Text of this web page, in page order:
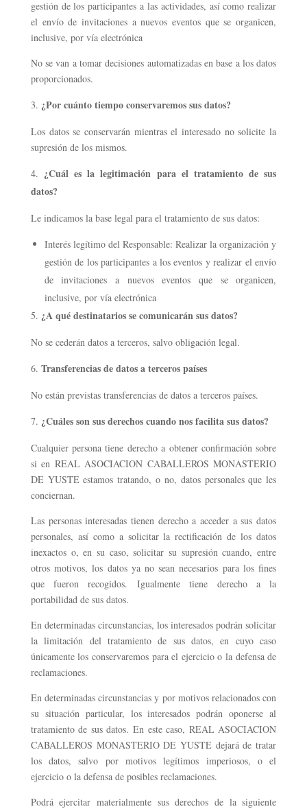
gestión de los participantes a las actividades, así como realizar
el envío de invitaciones a nuevos eventos que se organicen,
inclusive, por vía electrónica
No se van a tomar decisiones automatizadas en base a los datos
proporcionados.
¿Por cuánto tiempo conservaremos sus datos?
Los datos se conservarán mientras el interesado no solicite la
supresión de los mismos.
¿Cuál es la legitimación para el tratamiento de sus
datos?
Le indicamos la base legal para el tratamiento de sus datos:
Interés legítimo del Responsable: Realizar la organización y
gestión de los participantes a los eventos y realizar el envío
de invitaciones a nuevos eventos que se organicen,
inclusive, por vía electrónica
¿A qué destinatarios se comunicarán sus datos?
No se cederán datos a terceros, salvo obligación legal.
Transferencias de datos a terceros países
No están previstas transferencias de datos a terceros países.
¿Cuáles son sus derechos cuando nos facilita sus datos?
Cualquier persona tiene derecho a obtener confirmación sobre
si en REAL ASOCIACION CABALLEROS MONASTERIO
DE YUSTE estamos tratando, o no, datos personales que les
conciernan.
Las personas interesadas tienen derecho a acceder a sus datos
personales, así como a solicitar la rectificación de los datos
inexactos o, en su caso, solicitar su supresión cuando, entre
otros motivos, los datos ya no sean necesarios para los fines
que fueron recogidos. Igualmente tiene derecho a la
portabilidad de sus datos.
En determinadas circunstancias, los interesados podrán solicitar
la limitación del tratamiento de sus datos, en cuyo caso
únicamente los conservaremos para el ejercicio o la defensa de
reclamaciones.
En determinadas circunstancias y por motivos relacionados con
su situación particular, los interesados podrán oponerse al
tratamiento de sus datos. En este caso, REAL ASOCIACION
CABALLEROS MONASTERIO DE YUSTE dejará de tratar
los datos, salvo por motivos legítimos imperiosos, o el
ejercicio o la defensa de posibles reclamaciones.
Podrá ejercitar materialmente sus derechos de la siguiente